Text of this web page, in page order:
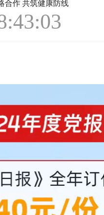
合作 共筑健康防线